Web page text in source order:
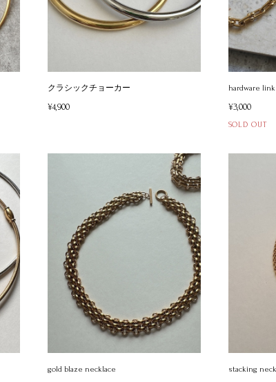
クラシックチョーカー
¥4,900
hardware
¥3,000
SOLD OUT
gold blaze necklace stacking